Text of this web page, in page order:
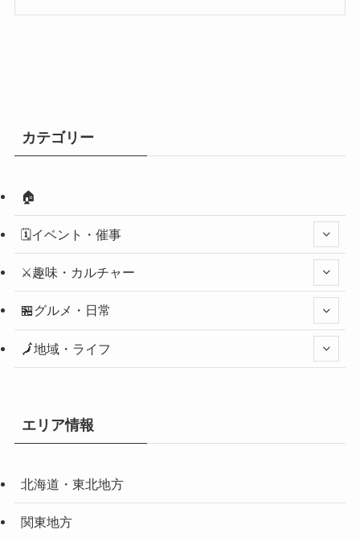
カテゴリー
🏠
🗓️イベント・催事
⚔️趣味・カルチャー
🏪グルメ・日常
🗾地域・ライフ
エリア情報
北海道・東北地方
関東地方